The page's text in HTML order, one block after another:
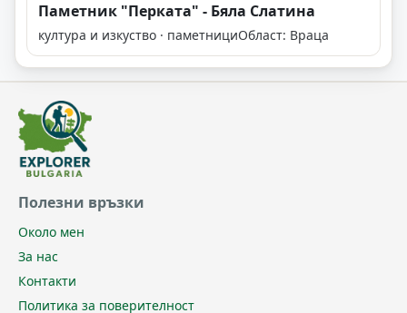
Паметник "Перката" - Бяла Слатина
култура и изкуство · паметнициОбласт: Враца
Полезни връзки
Около мен
За нас
Контакти
Политика за поверителност